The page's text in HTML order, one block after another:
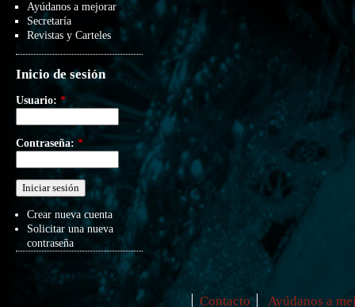
Ayúdanos a mejorar
Secretaría
Revistas y Carteles
Inicio de sesión
Usuario: *
Contraseña: *
Crear nueva cuenta
Solicitar una nueva
contraseña
Contacto Ayúdanos a